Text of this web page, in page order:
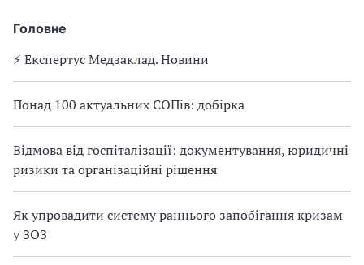
Головне
⚡️ Експертус Медзаклад. Новини
Понад 100 актуальних СОПів: добірка
Відмова від госпіталізації: документування, юридичні
ризики та організаційні рішення
Як упровадити систему раннього запобігання кризам
у ЗОЗ